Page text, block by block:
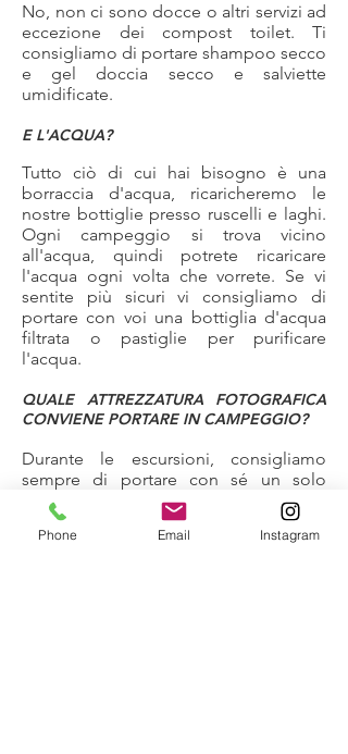
No, non ci sono docce o altri servizi ad
eccezione dei compost toilet. Ti
consigliamo di portare shampoo secco
e gel doccia secco e salviette
umidificate.
E L'ACQUA?
Tutto ciò di cui hai bisogno è una
borraccia d'acqua, ricaricheremo le
nostre bottiglie presso ruscelli e laghi.
Ogni campeggio si trova vicino
all'acqua, quindi potrete ricaricare
l'acqua ogni volta che vorrete. Se vi
sentite più sicuri vi consigliamo di
portare con voi una bottiglia d'acqua
filtrata o pastiglie per purificare
l'acqua.
QUALE ATTREZZATURA FOTOGRAFICA
CONVIENE PORTARE IN CAMPEGGIO?
Durante le escursioni, consigliamo
sempre di portare con sé un solo
corpo macchina, un grandangolo
(come 16-35 mm) e un teleobiettivo
intermedio (come un 70-200mm). Se
Phone Email Instagram